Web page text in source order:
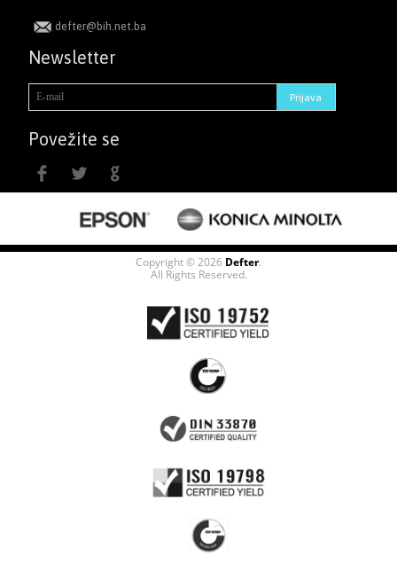
defter@bih.net.ba
Newsletter
Povežite se
Copyright © 2026 Defter.
All Rights Reserved.